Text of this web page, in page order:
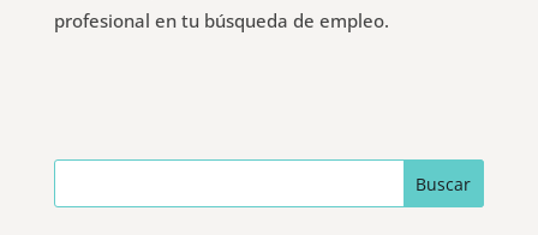
profesional en tu búsqueda de empleo.